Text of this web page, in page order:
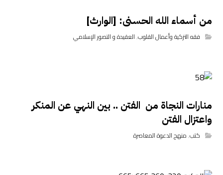
من أسماء الله الحسنى: [الوارث]
فقه التزكية وأعمال القلوب,العقيدة و التصور الإسلامي
منارات النجاة من الفتن .. بين النهي عن المنكر
واعتزال الفتن
كتب,منهج الدعوة المعاصرة